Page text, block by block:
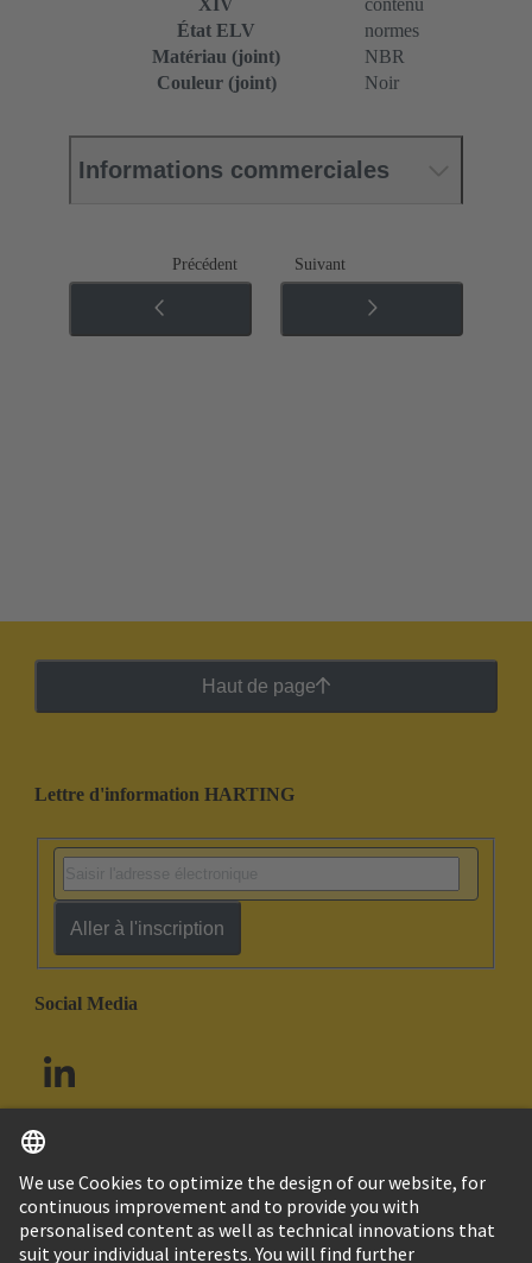
XIV
contenu
État ELV
normes
Matériau (joint)
NBR
Couleur (joint)
Noir
Informations commerciales
Précédent Suivant
Haut de page
Lettre d'information HARTING
Aller à l'inscription
Social Media
Canada Français